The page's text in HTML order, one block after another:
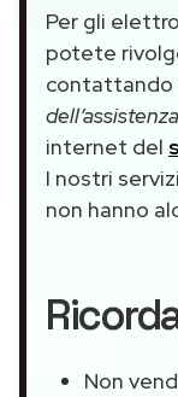
Per gli
potete
contattando
internet del
I nostri
non hanno
Non